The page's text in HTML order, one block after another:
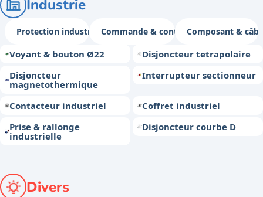
Industrie
Protection industrielleCommande & contrôleComposant &
Voyant & bouton Ø22
Disjoncteur tetrapolaire
Disjoncteur
magnetothermique
Interrupteur sectionneur
Contacteur industriel
Coffret industriel
Prise & rallonge
industrielle
Disjoncteur courbe D
Divers